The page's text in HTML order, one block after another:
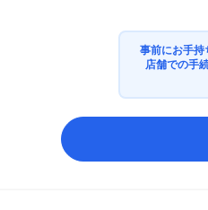
事前にお手持
店舗での手